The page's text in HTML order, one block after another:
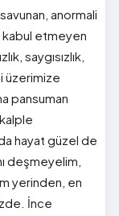
anormali
kabul etmeyen
saygısızlık,
üzerimize
pansuman
hayat güzel de
deşmeyelim,
yerinden, en
İnce